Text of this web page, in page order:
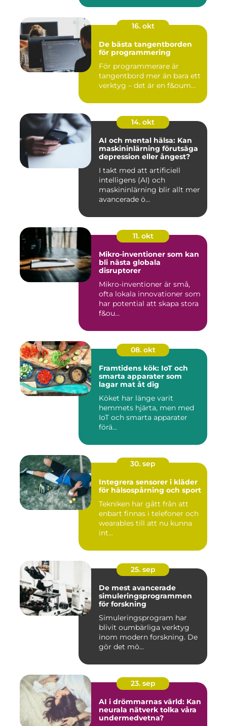
16. okt
De bästa tangentborden
för programmering
För programmerare är
tangentbord mer än bara ett
verktyg – det är en f&oum...
14. okt
AI och mental hälsa: Kan
maskininlärning förutsäga
depression eller ångest?
I takt med att artificiell
intelligens (AI) och
maskininlärning blir allt mer
avancerade ö...
11. okt
Mikro-inventioner som kan
bli nästa globala
disruptorer
Mikro-inventioner är små,
ofta lokala innovationer som
har potential att skapa stora
f&ou...
08. okt
Framtidens kök: IoT och
smarta apparater som
lagar mat åt dig
Köket har länge varit
hemmets hjärta, men med
IoT och smarta apparater
förä...
30. sep
Integrera sensorer i kläder
för hälsospårning och sport
Tekniken har gått från att
enbart finnas i telefoner och
wearables till att nu kunna
int...
25. sep
De mest avancerade
simuleringsprogrammen
för forskning
Simuleringsprogram har
blivit oumbärliga verktyg
inom modern forskning. De
gör det mö...
23. sep
AI i drömmarnas värld: Kan
neurala nätverk tolka våra
undermedvetna?